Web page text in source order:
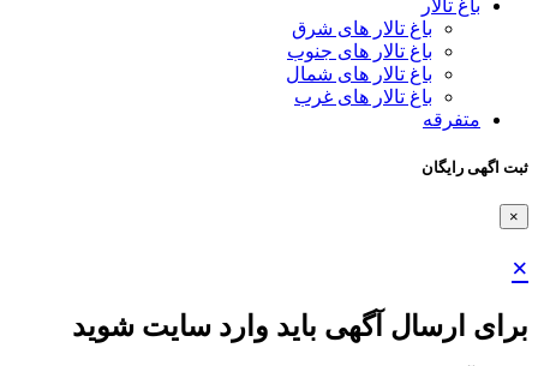
باغ تالار
باغ تالار های شرق
باغ تالار های جنوب
باغ تالار های شمال
باغ تالار های غرب
متفرقه
ثبت اگهی رایگان
×
×
برای ارسال آگهی باید وارد سایت شوید